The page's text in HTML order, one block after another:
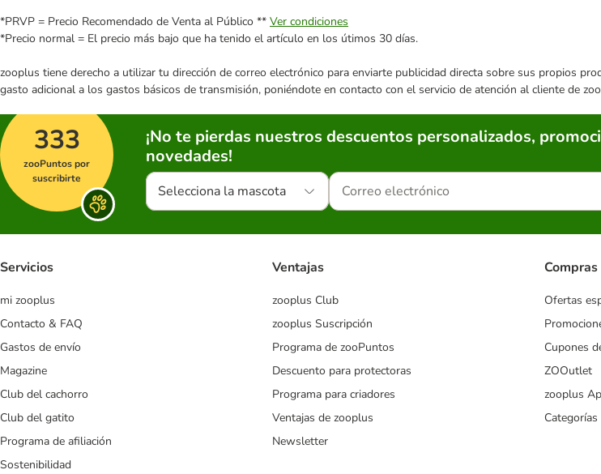
*PRVP = Precio Recomendado de Venta al Público ** Ver condiciones
*Precio normal = El precio más bajo que ha tenido el artículo en los útimos 30 días.
zooplus tiene derecho a utilizar tu dirección de correo electrónico para enviarte publicidad directa sobre sus propios
gasto adicional a los gastos básicos de transmisión, poniéndote en contacto con el servicio de atención al cliente de
333
zooPuntos por
suscribirte
¡No te pierdas nuestros descuentos personalizados,
novedades!
Selecciona la mascota
Servicios
mi zooplus
Contacto & FAQ
Gastos de envío
Magazine
Club del cachorro
Club del gatito
Programa de afiliación
Sostenibilidad
Ventajas
zooplus Club
zooplus Suscripción
Programa de zooPuntos
Descuento para protectoras
Programa para criadores
Ventajas de zooplus
Newsletter
Compras
Ofertas
Cupones
ZOOutlet
zooplus
Categorías